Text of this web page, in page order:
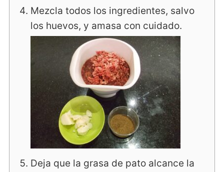
Mezcla todos los ingredientes, salvo
los huevos, y amasa con cuidado.
Deja que la grasa de pato alcance la